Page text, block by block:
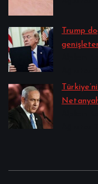
Trump